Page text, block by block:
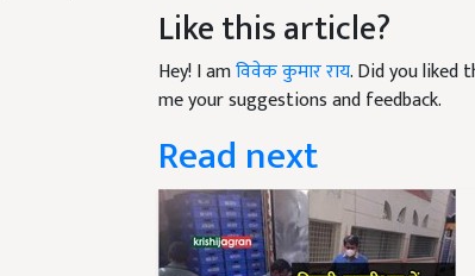
Like this article?
Hey! I amविवेक कुमार राय. Did you liked
me your suggestions and feedback.
Read next